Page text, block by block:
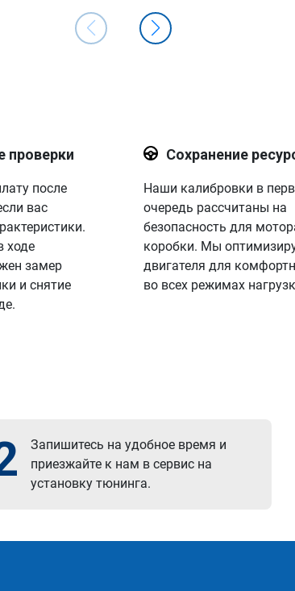
проверки
после
вас
ходе
замер
и снятие
Сохранение
Наши калибровки в
очередь рассчитаны на
безопасность для
коробки. Мы
двигателя для
во всех режимах
Запишитесь на удобное время и
приезжайте к нам в сервис на
установку тюнинга.